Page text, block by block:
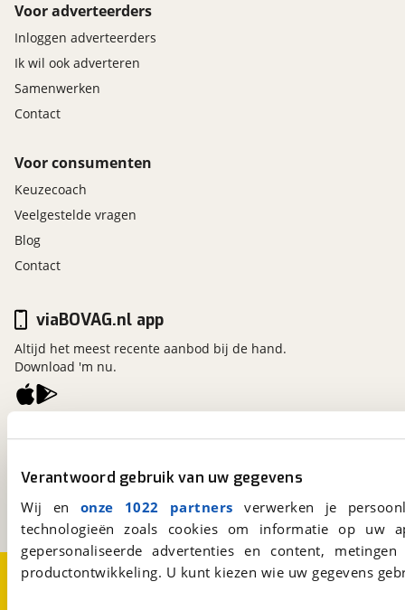
Verantwoord gebruik van uw gegevens
Wij en onze 1022 partners verwerken je
technologieën zoals cookies om informatie op
gepersonaliseerde advertenties en content,
productontwikkeling. U kunt kiezen wie uw gegevens
Voor adverteerders
Inloggen adverteerders
Ik wil ook adverteren
Samenwerken
Contact
Voor consumenten
Keuzecoach
Veelgestelde vragen
Blog
Contact
viaBOVAG.nl
3981 AJ Bunnik
BOVAG
viaBOVAG.nl app
Altijd het meest recente aanbod bij de hand.
Download 'm nu.
Over viaBOVAG.nlDisclaimer- en Privacyverklaring